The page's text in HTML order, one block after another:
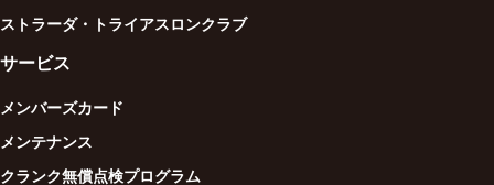
ストラーダ・トライアスロンクラブ
サービス
メンバーズカード
メンテナンス
クランク無償点検プログラム